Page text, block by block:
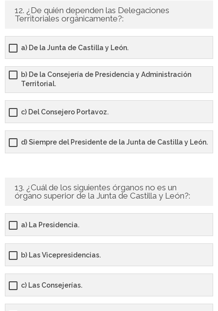
12. ¿De quién dependen las Delegaciones
Territoriales orgánicamente?:
a) De la Junta de Castilla y León.
b) De la Consejería de Presidencia y Administración
Territorial.
c) Del Consejero Portavoz.
d) Siempre del Presidente de la Junta de Castilla y León.
13. ¿Cuál de los siguientes órganos no es un
órgano superior de la Junta de Castilla y León?:
a) La Presidencia.
b) Las Vicepresidencias.
c) Las Consejerías.